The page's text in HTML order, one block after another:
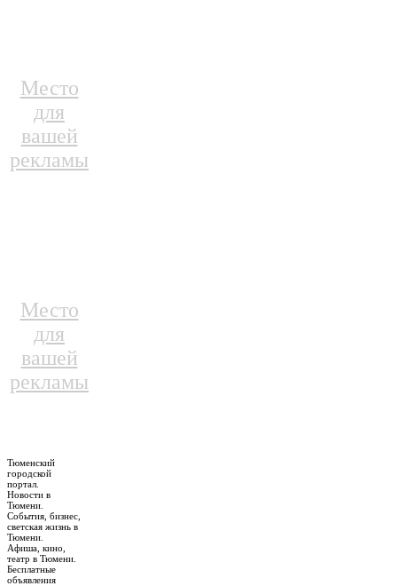
Место
для
вашей
рекламы
Место
для
вашей
рекламы
Тюменский
городской
портал.
Новости в
Тюмени.
События, бизнес,
светская жизнь в
Тюмени.
Афиша, кино,
театр в Тюмени.
Бесплатные
объявления